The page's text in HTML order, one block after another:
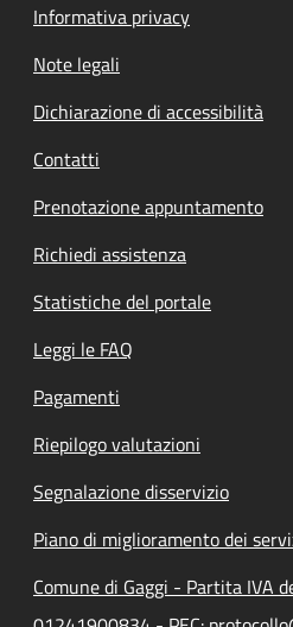
Informativa privacy
Note legali
Dichiarazione di accessibilità
Contatti
Prenotazione appuntamento
Richiedi assistenza
Statistiche del portale
Leggi le FAQ
Pagamenti
Riepilogo valutazioni
Segnalazione disservizio
Piano di miglioramento dei
Comune di Gaggi - Partita IVA